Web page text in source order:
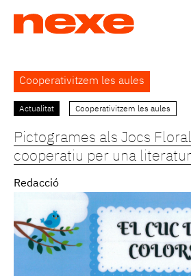
Back
to
top
Cooperativitzem les aules
Actualitat Cooperativitzem les aules
Pictogrames als Jocs
cooperatiu per una
Redacció
Pàgines